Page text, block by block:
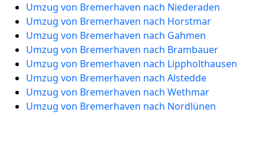
Umzug von Bremerhaven nach Niederaden
Umzug von Bremerhaven nach Horstmar
Umzug von Bremerhaven nach Gahmen
Umzug von Bremerhaven nach Brambauer
Umzug von Bremerhaven nach Lippholthausen
Umzug von Bremerhaven nach Alstedde
Umzug von Bremerhaven nach Wethmar
Umzug von Bremerhaven nach Nordlünen